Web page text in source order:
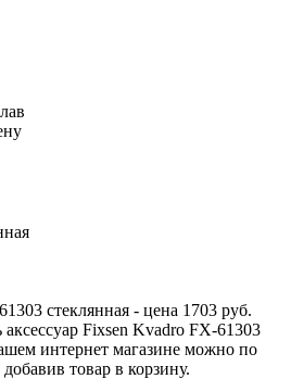
стеклянная - цена 1703 руб.
Fixsen Kvadro FX-61303
интернет магазине можно по
товар в корзину.